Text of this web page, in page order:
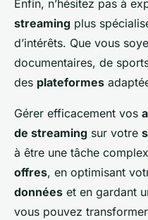
Enfin, n’hésitez pas à
streaming plus
d’intérêts. Que vous
documentaires, de
des plateformes
Gérer efficacement vos
de streaming sur votre
à être une tâche
offres, en optimisant
données et en gardant
vous pouvez